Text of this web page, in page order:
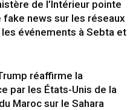
de l’Intérieur pointe
news sur les réseaux
événements à Sebta et
réaffirme la
par les États-Unis de la
Maroc sur le Sahara